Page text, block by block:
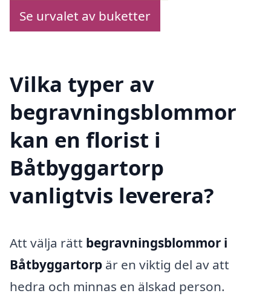
Se urvalet av buketter
Vilka typer av
begravningsblommor
kan en florist i
Båtbyggartorp
vanligtvis leverera?
Att välja rätt begravningsblommor i
Båtbyggartorp är en viktig del av att
hedra och minnas en älskad person.